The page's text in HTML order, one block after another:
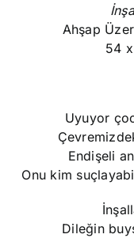
Ahşap
54
Uyuyor
Endişeli
Onu kim
Dileğin